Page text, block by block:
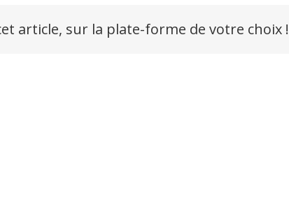
article, sur la plate-forme de votre choix !